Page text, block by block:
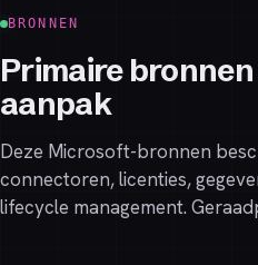
BRONNEN
Primaire
aanpak
Deze Microsoft-bronnen
connectoren, licenties,
lifecycle management.